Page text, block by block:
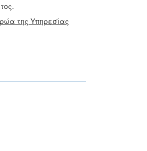
της Υπηρεσίας